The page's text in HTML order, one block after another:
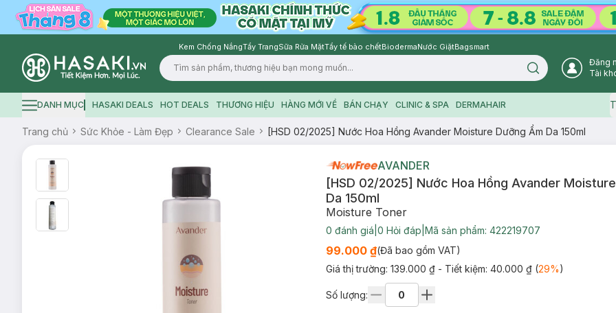
Kem Chống NắngTẩy TrangSữa Rửa MặtTẩy tế bào chếtBiodermaNước GiặtBagsmart
Logo
Search icon
Đăng
Tài
Hamburger icon
DANH MỤC HASAKI DEALS HOT DEALS THƯƠNG HIỆU HÀNG MỚI VỀ BÁN CHẠY CLINIC & SPA DERMAHAIR
Trang chủ Sức Khỏe - Làm Đẹp Clearance Sale [HSD 02/2025] Nước Hoa Hồng Avander Moisture Dưỡng Ẩm Da 150ml
AVANDER
[HSD 02/2025] Nước Hoa Hồng Avander
Da 150ml
Moisture Toner
0 đánh giá 0 Hỏi đáp Mã sản phẩm: 422219707
99.000 ₫(Đã bao gồm VAT)
Giá thị trường: 139.000 ₫ - Tiết kiệm: 40.000 ₫(29%)
Số lượng: